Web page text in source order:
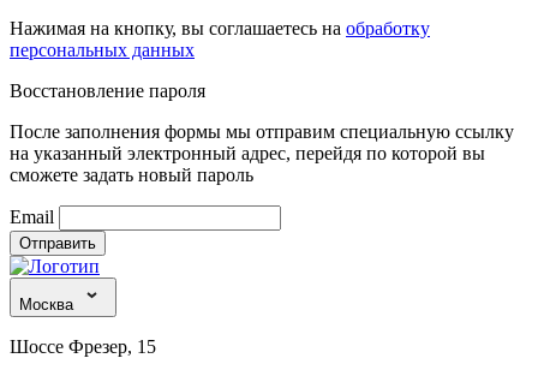
Нажимая на кнопку, вы соглашаетесь на обработку
персональных данных
Восстановление пароля
После заполнения формы мы отправим специальную ссылку
на указанный электронный адрес, перейдя по которой вы
сможете задать новый пароль
Email
Отправить
Москва
Шоссе Фрезер, 15